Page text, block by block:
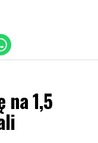
na 1,5